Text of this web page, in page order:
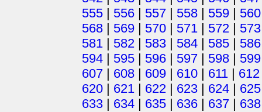
555 | 556 | 557 | 558 | 559 | 560
568 | 569 | 570 | 571 | 572 | 573
581 | 582 | 583 | 584 | 585 | 586
594 | 595 | 596 | 597 | 598 | 599
607 | 608 | 609 | 610 | 611 | 612
620 | 621 | 622 | 623 | 624 | 625
633 | 634 | 635 | 636 | 637 | 638